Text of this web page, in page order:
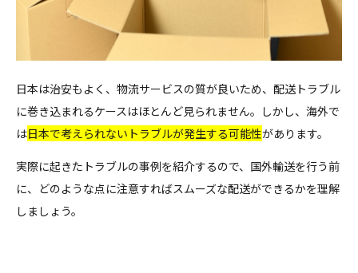
日本は治安もよく、物流サービスの質が良いため、配送トラブル
に巻き込まれるケースはほとんど見られません。しかし、海外で
は日本で考えられないトラブルが発生する可能性があります。
実際に起きたトラブルの事例を紹介するので、国外輸送を行う前
に、どのような点に注意すればスムーズな配送ができるかを理解
しましょう。